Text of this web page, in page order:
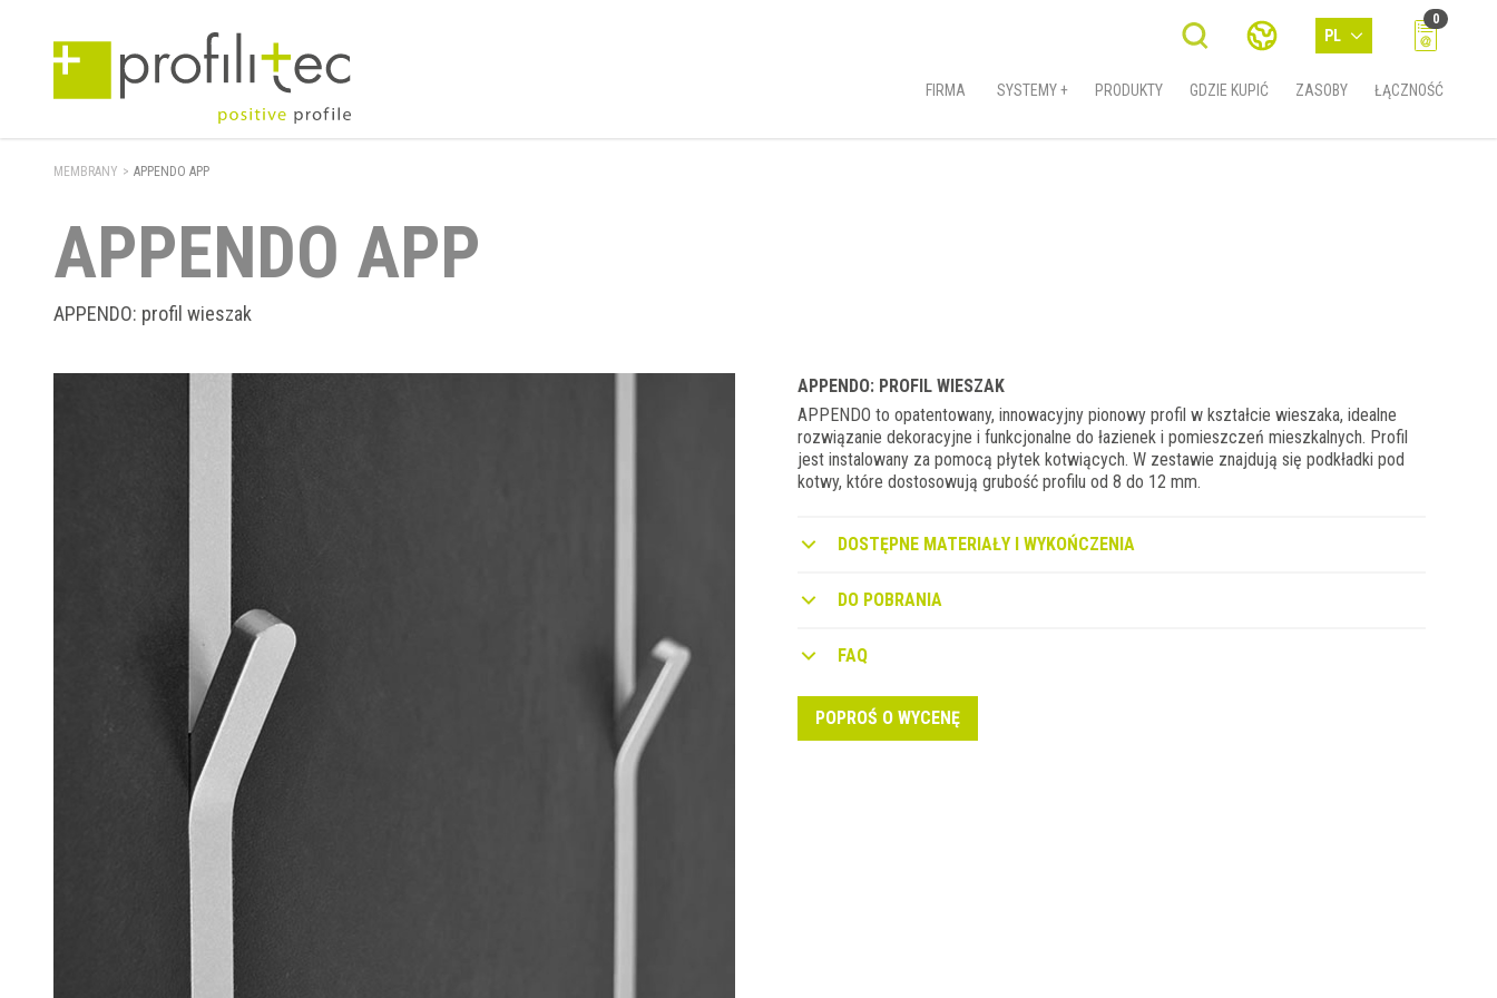
PL
0
FIRMA SYSTEMY + PRODUKTY GDZIE KUPIĆ ZASOBY ŁĄCZNOŚĆ
MEMBRANY > APPENDO APP
APPENDO APP
APPENDO: profil wieszak
APPENDO: PROFIL WIESZAK
APPENDO to opatentowany, innowacyjny pionowy profil w kształcie wieszaka, idealne
rozwiązanie dekoracyjne i funkcjonalne do łazienek i pomieszczeń mieszkalnych. Profil
jest instalowany za pomocą płytek kotwiących. W zestawie znajdują się podkładki pod
kotwy, które dostosowują grubość profilu od 8 do 12 mm.
DOSTĘPNE MATERIAŁY I WYKOŃCZENIA
DO POBRANIA
FAQ
POPROŚ O WYCENĘ